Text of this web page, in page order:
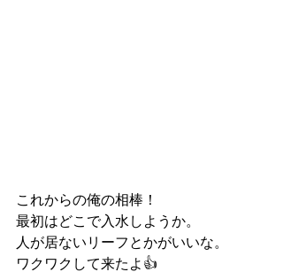
これからの俺の相棒！
最初はどこで入水しようか。
人が居ないリーフとかがいいな。
ワクワクして来たよ👍